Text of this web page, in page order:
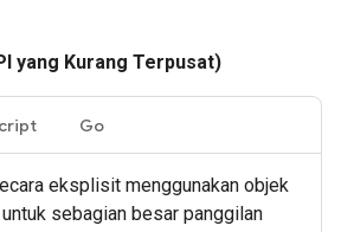
yang Kurang Terpusat)
Go
eksplisit menggunakan objek
sebagian besar panggilan